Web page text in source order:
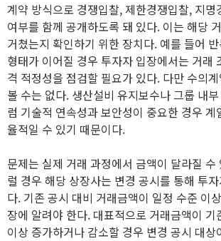
계약 방식으로 경쟁입찰, 제한경쟁입찰, 지명
여부를 함께 공개하도록 돼 있다. 이는 해당
거쳤는지 확인하기 위한 장치다. 예를 들어
형태가 이어질 경우 투자자 입장에서는 거래
격 적정성을 점검할 필요가 있다. 다만 수의
볼 수는 없다. 생산설비 유지보수나 그룹 내
럼 기술적 연속성과 보안성이 중요한 경우 계
율적일 수 있기 때문이다.
문제는 실제 거래 과정에서 금액이 달라질 수
럴 경우 해당 상장사는 변경 공시를 통해 투
다. 기존 공시 대비 거래금액이 일정 수준 이
장에 알려야 한다. 대표적으로 거래금액이
이상 증가하거나 감소할 경우 변경 공시 대상